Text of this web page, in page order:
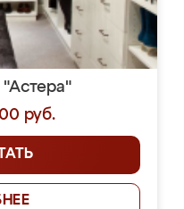
"Астера"
руб.